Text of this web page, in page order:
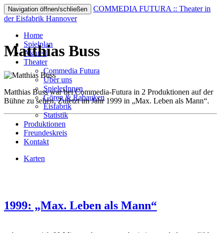
Navigation öffnen/schließen
COMMEDIA FUTURA :: Theater in
der Eisfabrik Hannover
Home
Spielplan
Aktuell
Theater
Commedia Futura
Über uns
SpielerInnen
Gören & Rabauken
Eisfabrik
Statistik
Produktionen
Freundeskreis
Kontakt
Karten
Matthias Buss
Matthias Buss war bei Commedia-Futura in 2 Produktionen auf der
Bühne zu sehen. Zuletzt im Jahr 1999 in „Max. Leben als Mann“.
1999: „Max. Leben als Mann“